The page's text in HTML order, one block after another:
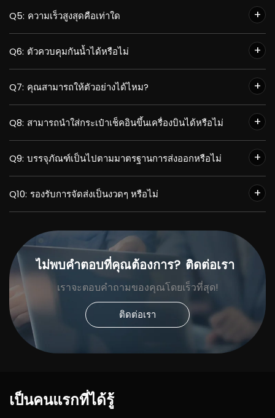
Q5: ความเร็วสูงสุดคือเท่าใด
Q6: ตัวควบคุมกันน้ำได้หรือไม่
Q7: คุณสามารถให้ตัวอย่างได้ไหม?
Q8: สามารถนำใส่กระเป๋าเช็คอินขึ้นเครื่องบินได้หรือไม่
Q9: บรรจุภัณฑ์เป็นไปตามมาตรฐานการส่งออกหรือไม่
Q10: รองรับการจัดส่งเป็นงวดๆ หรือไม่
ไม่พบคำตอบที่คุณต้องการ? ติดต่อเรา
เราจะตอบคำถามของคุณโดยเร็วที่สุด!
ติดต่อเรา
เป็นคนแรกที่ได้รู้